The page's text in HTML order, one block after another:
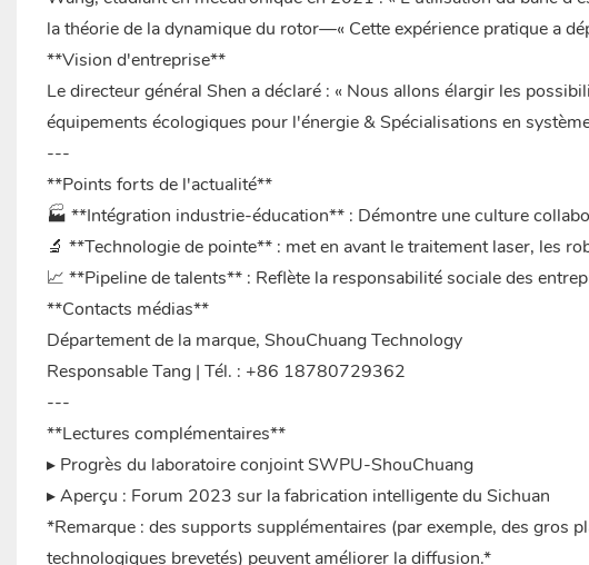
la théorie de la dynamique du rotor—« Cette expérience pratique a
**Vision d'entreprise**
Le directeur général Shen a déclaré : « Nous allons élargir les
équipements écologiques pour l'énergie & Spécialisations en
---
**Points forts de l'actualité**
🏭 **Intégration industrie-éducation** : Démontre une culture
🔬 **Technologie de pointe** : met en avant le traitement laser, les
📈 **Pipeline de talents** : Reflète la responsabilité sociale des
**Contacts médias**
Département de la marque, ShouChuang Technology
Responsable Tang | Tél. : +86 18780729362
---
**Lectures complémentaires**
▸ Progrès du laboratoire conjoint SWPU-ShouChuang
▸ Aperçu : Forum 2023 sur la fabrication intelligente du Sichuan
*Remarque : des supports supplémentaires (par exemple, des gros
technologiques brevetés) peuvent améliorer la diffusion.*